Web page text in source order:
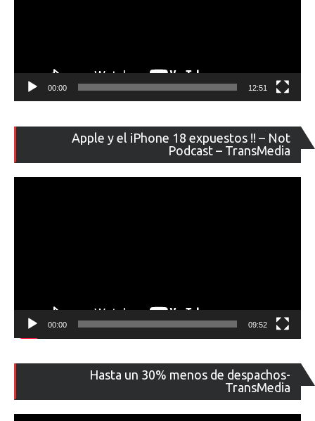
00:00 12:51
Apple y el iPhone 18 expuestos !! – Not
Podcast – TransMedia
de
00:00 09:52
Hasta un 30% menos de despachos-
TransMedia
de